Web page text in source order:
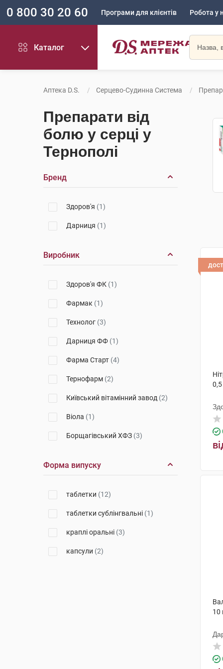
0 800 30 20 60 Програми для клієнтів Робота у
Каталог
Аптека D.S. Серцево-Судинна Система
Препарати від
болю у серці у
Тернополі
Бренд
Здоров'я (1)
Дарниця (1)
Виробник
Здоров'я ФК (1)
Фармак (1)
Технолог (3)
Дарниця ФФ (1)
Фарма Старт (4)
Тернофарм (2)
Київський вітамінний завод (2)
Віола (1)
Борщагівський ХФЗ (3)
Форма випуску
таблетки (12)
таблетки сублінгвальні (1)
краплі оральні (3)
капсули (2)
10